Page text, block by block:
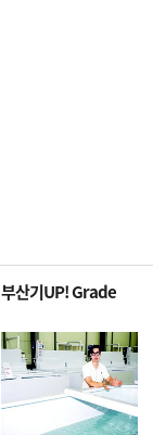
부산기UP! Grade